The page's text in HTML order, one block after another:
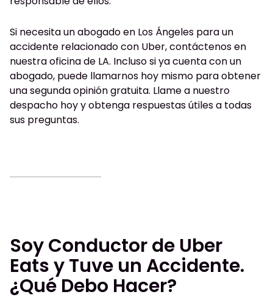
Si necesita un abogado en Los Ángeles para un
accidente relacionado con Uber, contáctenos en
nuestra oficina de LA. Incluso si ya cuenta con un
abogado, puede llamarnos hoy mismo para obtener
una segunda opinión gratuita. Llame a nuestro
despacho hoy y obtenga respuestas útiles a todas
sus preguntas.
Soy Conductor de Uber
Eats y Tuve un Accidente.
¿Qué Debo Hacer?